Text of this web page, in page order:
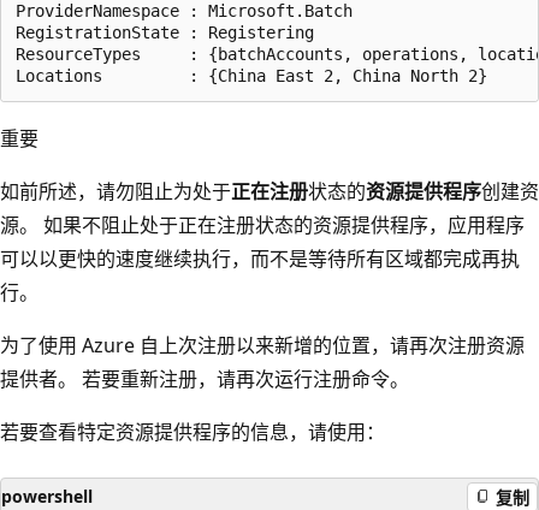
ProviderNamespace : Microsoft.Batch
RegistrationState : Registering
ResourceTypes     : {batchAccounts, operations,
重要
如前所述，请勿阻止为处于正在注册状态的资源提供程序创建资
源。 如果不阻止处于正在注册状态的资源提供程序，应用程序
可以以更快的速度继续执行，而不是等待所有区域都完成再执
行。
为了使用 Azure 自上次注册以来新增的位置，请再次注册资源
提供者。 若要重新注册，请再次运行注册命令。
若要查看特定资源提供程序的信息，请使用：
powershell 复制